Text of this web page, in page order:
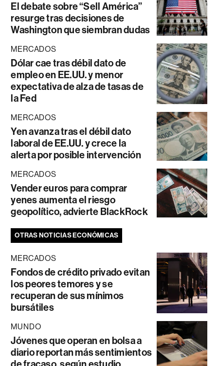
El debate sobre “Sell América”
resurge tras decisiones de
Washington que siembran dudas
MERCADOS
Dólar cae tras débil dato de
empleo en EE.UU. y menor
expectativa de alza de tasas de
la Fed
MERCADOS
Yen avanza tras el débil dato
laboral de EE.UU. y crece la
alerta por posible intervención
MERCADOS
Vender euros para comprar
yenes aumenta el riesgo
geopolítico, advierte BlackRock
OTRAS NOTICIAS ECONÓMICAS
MERCADOS
Fondos de crédito privado evitan
los peores temores y se
recuperan de sus mínimos
bursátiles
MUNDO
Jóvenes que operan en bolsa a
diario reportan más sentimientos